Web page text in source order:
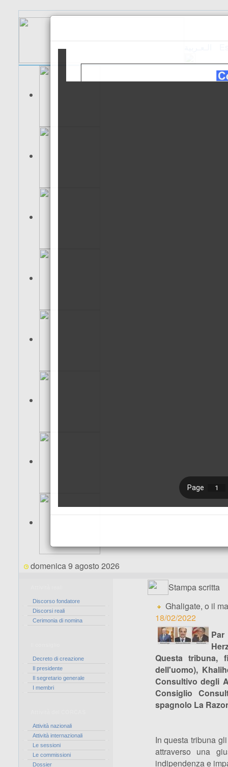
domenica 9 agosto 2026
Discorso fondatore
Discorsi reali
Cerimonia di nomina
Decreto di creazione
Il presidente
Il segretario generale
I membri
Attività nazionali
Attività internazionali
Le sessioni
Le commissioni
Dossier
Stampa scritta
Ghaligate, o il
18/02/2022
Questa tribuna,
dell'uomo),
Consultivo degli
Consiglio
spagnolo La
In questa tribuna
attraverso una
indipendenza e